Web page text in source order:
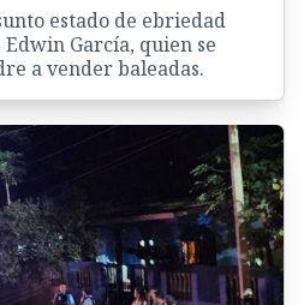
estado de ebriedad
García, quien se
a vender baleadas.